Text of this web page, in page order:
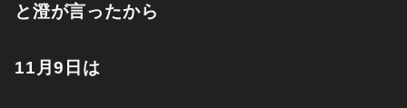
と澄が言ったから
11月9日は